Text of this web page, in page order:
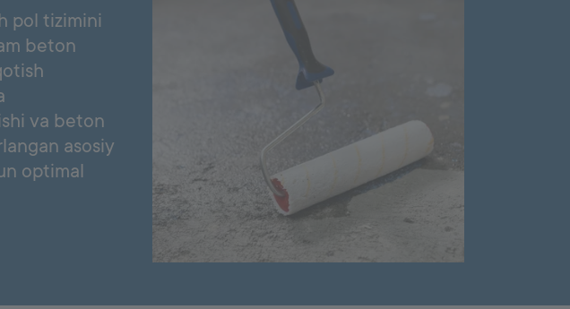
qoplama
Devor qoplamasi
Tekislovchi qoplama
Ichki devor bo'yoqlari
OUTDOOR
9000
Landshaft dizayni
Qaysi beton qoplamasini tanlash va
qo‘llash?
issiqlik izolyatsiyasi
pol tizimini
beton
va beton
asosiy
optimal